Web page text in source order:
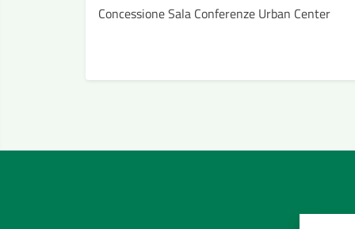
Concessione Sala Conferenze Urban Center